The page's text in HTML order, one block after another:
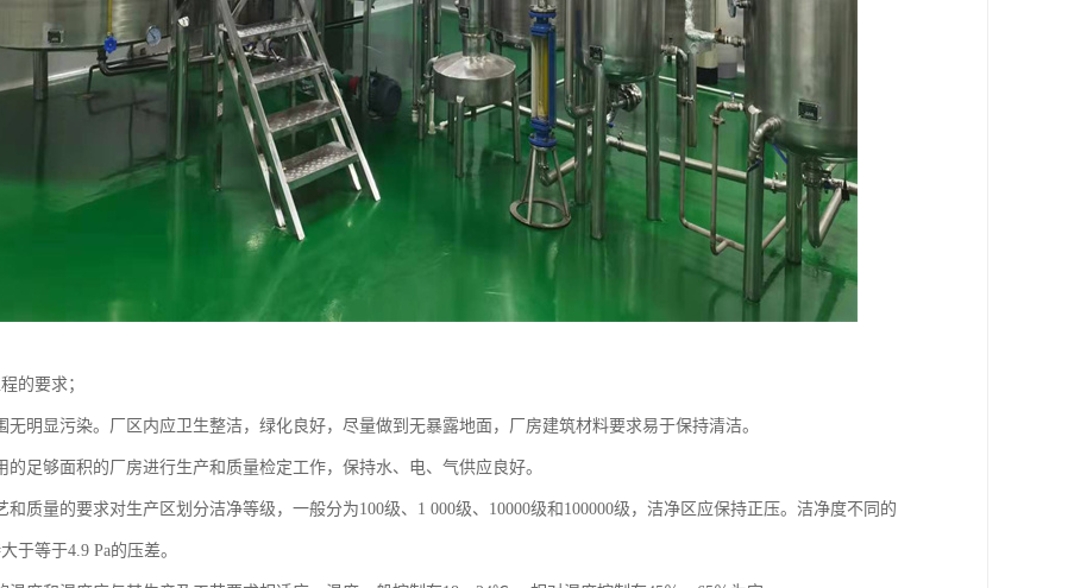
的要求；
无明显污染。厂区内应卫生整洁，绿化良好，尽量做到无暴露地面，厂房建筑材料要求易于保持清洁。
的足够面积的厂房进行生产和质量检定工作，保持水、电、气供应良好。
和质量的要求对生产区划分洁净等级，一般分为100级、1 000级、10000级和100000级，洁净区应保持正压。洁净度不同的
于等于4.9 Pa的压差。